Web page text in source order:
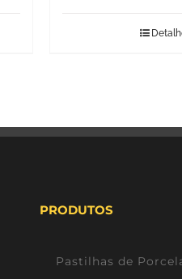
PRODUTOS
Pastilhas de